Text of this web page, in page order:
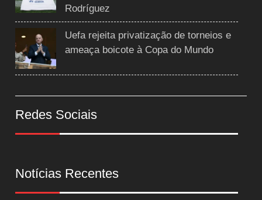
Rodríguez
Uefa rejeita privatização de torneios e
ameaça boicote à Copa do Mundo
Redes Sociais
Notícias Recentes